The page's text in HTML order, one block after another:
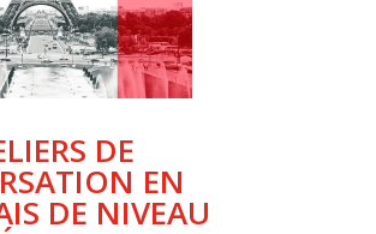
DE
EN
DE NIVEAU